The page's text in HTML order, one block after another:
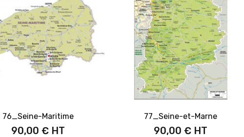
76_Seine-Maritime
90,00 €
77_Seine-et-Marne
90,00 €